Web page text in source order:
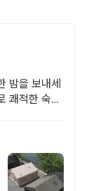
밤을 보내세
쾌적한 숙면